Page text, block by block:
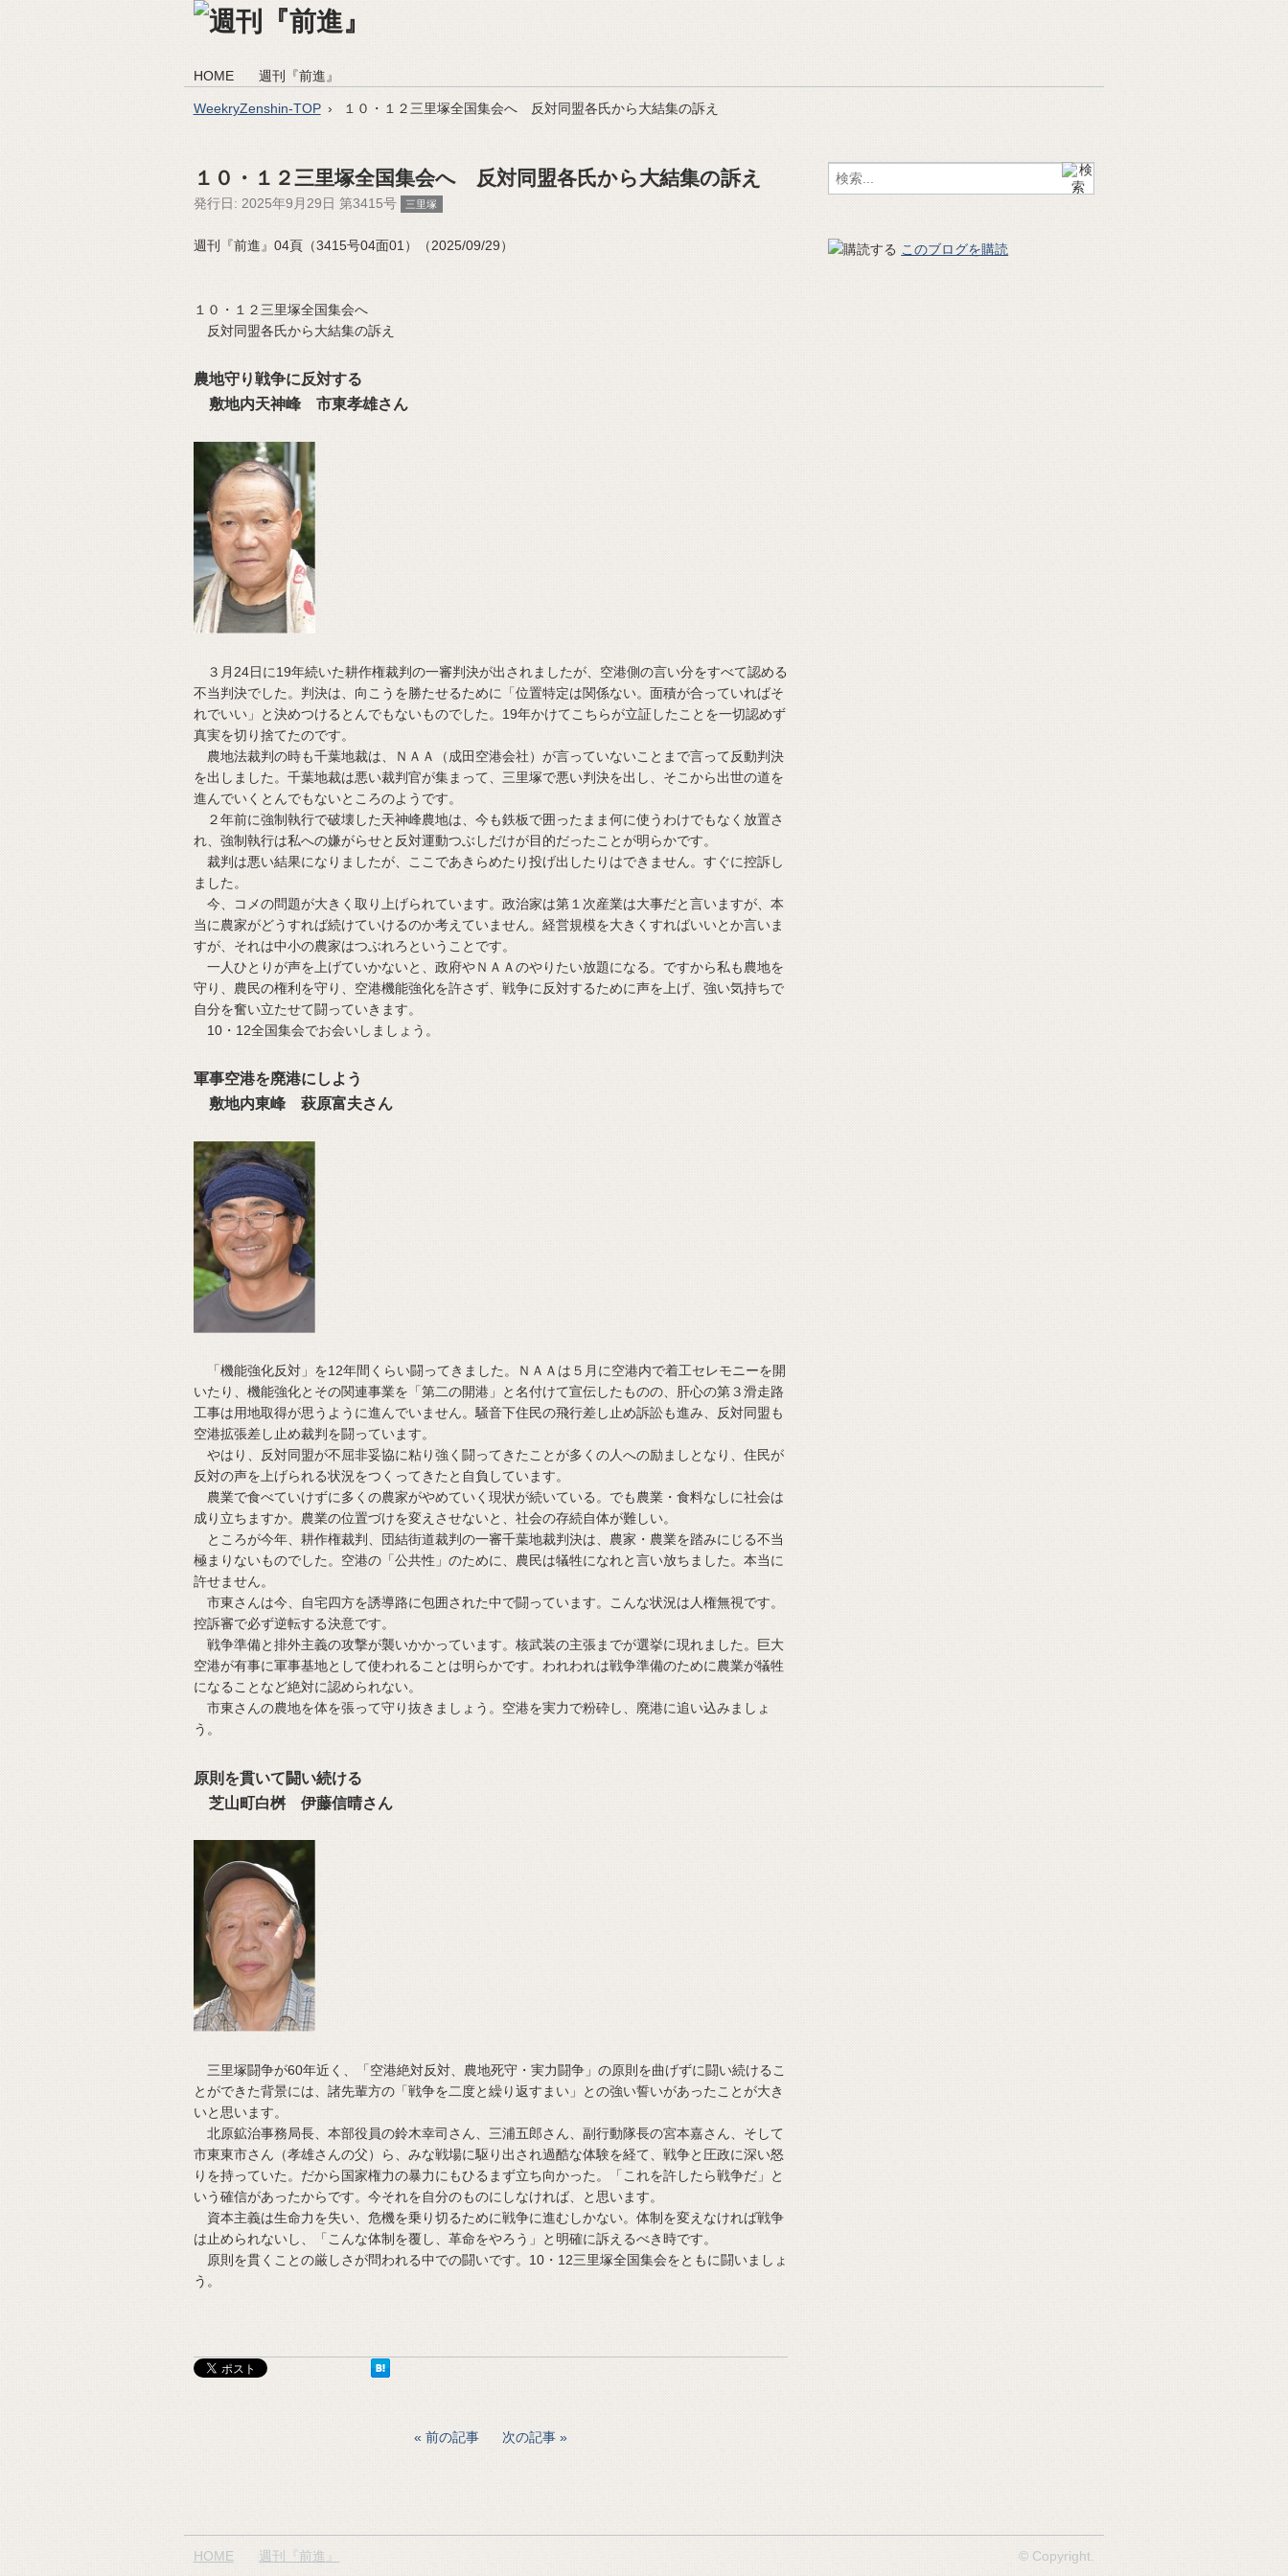
HOME 週刊『前進』
WeekryZenshin-TOP １０・１２三里塚全国集会へ 反対同盟各氏から大結集の訴え
１０・１２三里塚全国集会へ 反対同盟各氏から大結集の訴え
発行日: 2025年9月29日 第3415号 三里塚
週刊『前進』04頁（3415号04面01）（2025/09/29）
１０・１２三里塚全国集会へ
反対同盟各氏から大結集の訴え
農地守り戦争に反対する
敷地内天神峰 市東孝雄さん
３月24日に19年続いた耕作権裁判の一審判決が出されましたが、空港側の言い分をすべて認める
不当判決でした。判決は、向こうを勝たせるために「位置特定は関係ない。面積が合っていればそ
れでいい」と決めつけるとんでもないものでした。19年かけてこちらが立証したことを一切認めず
真実を切り捨てたのです。
農地法裁判の時も千葉地裁は、ＮＡＡ（成田空港会社）が言っていないことまで言って反動判決
を出しました。千葉地裁は悪い裁判官が集まって、三里塚で悪い判決を出し、そこから出世の道を
進んでいくとんでもないところのようです。
２年前に強制執行で破壊した天神峰農地は、今も鉄板で囲ったまま何に使うわけでもなく放置さ
れ、強制執行は私への嫌がらせと反対運動つぶしだけが目的だったことが明らかです。
裁判は悪い結果になりましたが、ここであきらめたり投げ出したりはできません。すぐに控訴し
ました。
今、コメの問題が大きく取り上げられています。政治家は第１次産業は大事だと言いますが、本
当に農家がどうすれば続けていけるのか考えていません。経営規模を大きくすればいいとか言いま
すが、それは中小の農家はつぶれろということです。
一人ひとりが声を上げていかないと、政府やＮＡＡのやりたい放題になる。ですから私も農地を
守り、農民の権利を守り、空港機能強化を許さず、戦争に反対するために声を上げ、強い気持ちで
自分を奮い立たせて闘っていきます。
10・12全国集会でお会いしましょう。
軍事空港を廃港にしよう
敷地内東峰 萩原富夫さん
「機能強化反対」を12年間くらい闘ってきました。ＮＡＡは５月に空港内で着工セレモニーを開
いたり、機能強化とその関連事業を「第二の開港」と名付けて宣伝したものの、肝心の第３滑走路
工事は用地取得が思うように進んでいません。騒音下住民の飛行差し止め訴訟も進み、反対同盟も
空港拡張差し止め裁判を闘っています。
やはり、反対同盟が不屈非妥協に粘り強く闘ってきたことが多くの人への励ましとなり、住民が
反対の声を上げられる状況をつくってきたと自負しています。
農業で食べていけずに多くの農家がやめていく現状が続いている。でも農業・食料なしに社会は
成り立ちますか。農業の位置づけを変えさせないと、社会の存続自体が難しい。
ところが今年、耕作権裁判、団結街道裁判の一審千葉地裁判決は、農家・農業を踏みにじる不当
極まりないものでした。空港の「公共性」のために、農民は犠牲になれと言い放ちました。本当に
許せません。
市東さんは今、自宅四方を誘導路に包囲された中で闘っています。こんな状況は人権無視です。
控訴審で必ず逆転する決意です。
戦争準備と排外主義の攻撃が襲いかかっています。核武装の主張までが選挙に現れました。巨大
空港が有事に軍事基地として使われることは明らかです。われわれは戦争準備のために農業が犠牲
になることなど絶対に認められない。
市東さんの農地を体を張って守り抜きましょう。空港を実力で粉砕し、廃港に追い込みましょ
う。
原則を貫いて闘い続ける
芝山町白桝 伊藤信晴さん
三里塚闘争が60年近く、「空港絶対反対、農地死守・実力闘争」の原則を曲げずに闘い続けるこ
とができた背景には、諸先輩方の「戦争を二度と繰り返すまい」との強い誓いがあったことが大き
いと思います。
北原鉱治事務局長、本部役員の鈴木幸司さん、三浦五郎さん、副行動隊長の宮本嘉さん、そして
市東東市さん（孝雄さんの父）ら、みな戦場に駆り出され過酷な体験を経て、戦争と圧政に深い怒
りを持っていた。だから国家権力の暴力にもひるまず立ち向かった。「これを許したら戦争だ」と
いう確信があったからです。今それを自分のものにしなければ、と思います。
資本主義は生命力を失い、危機を乗り切るために戦争に進むしかない。体制を変えなければ戦争
は止められないし、「こんな体制を覆し、革命をやろう」と明確に訴えるべき時です。
原則を貫くことの厳しさが問われる中での闘いです。10・12三里塚全国集会をともに闘いましょ
う。
前の記事 次の記事
このブログを購読
HOME 週刊『前進』 © Copyright.